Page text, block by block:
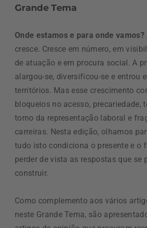
Grande Tema
Onde estamos e para onde vamos?
cresce. Cresce em número, em
de atuação e em procura social. A
alargou-se, diversificou-se e entrou
territórios. Mas esse crescimento
bloqueios no acesso, precariedade,
torno da representação laboral e
carreiras. Nesta edição, olhamos
tudo isto condiciona o presente e o
perder de vista as respostas que se
construir.
Como complemento aos vários
neste Grande Tema, são